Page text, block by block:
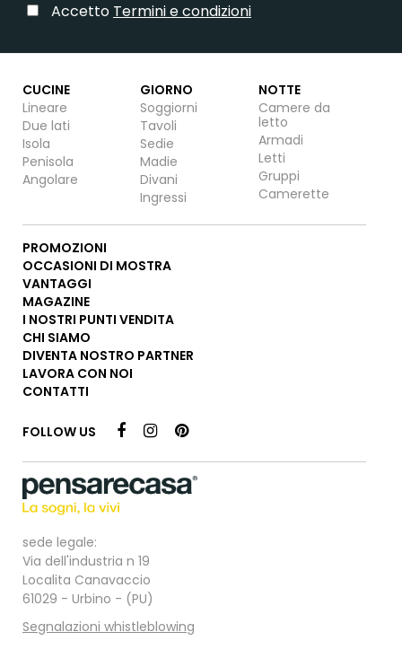
Accetto Termini e condizioni
CUCINE
Lineare
Due lati
Isola
Penisola
Angolare
GIORNO
Soggiorni
Tavoli
Sedie
Madie
Divani
Ingressi
NOTTE
Camere da
letto
Armadi
Letti
Gruppi
Camerette
PROMOZIONI
OCCASIONI DI MOSTRA
VANTAGGI
MAGAZINE
I NOSTRI PUNTI VENDITA
CHI SIAMO
DIVENTA NOSTRO PARTNER
LAVORA CON NOI
CONTATTI
FOLLOW US
sede legale:
Via dell'industria n 19
Localita Canavaccio
61029 - Urbino - (PU)
Segnalazioni whistleblowing